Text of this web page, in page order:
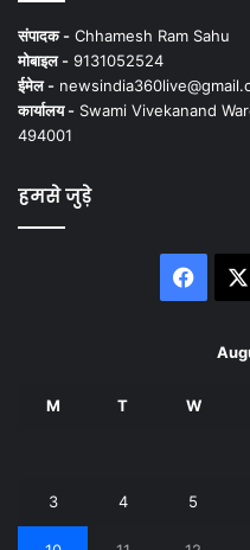
संपादक - Chhamesh Ram Sahu
मोबाइल - 9131052524
ईमेल -
कार्यालय - Swami Vivekanand
494001
हमसे जुड़े
M T W
3 4 5